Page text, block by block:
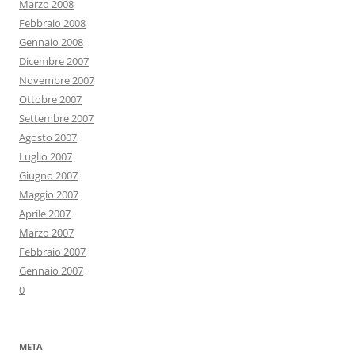
Marzo 2008
Febbraio 2008
Gennaio 2008
Dicembre 2007
Novembre 2007
Ottobre 2007
Settembre 2007
Agosto 2007
Luglio 2007
Giugno 2007
Maggio 2007
Aprile 2007
Marzo 2007
Febbraio 2007
Gennaio 2007
0
META